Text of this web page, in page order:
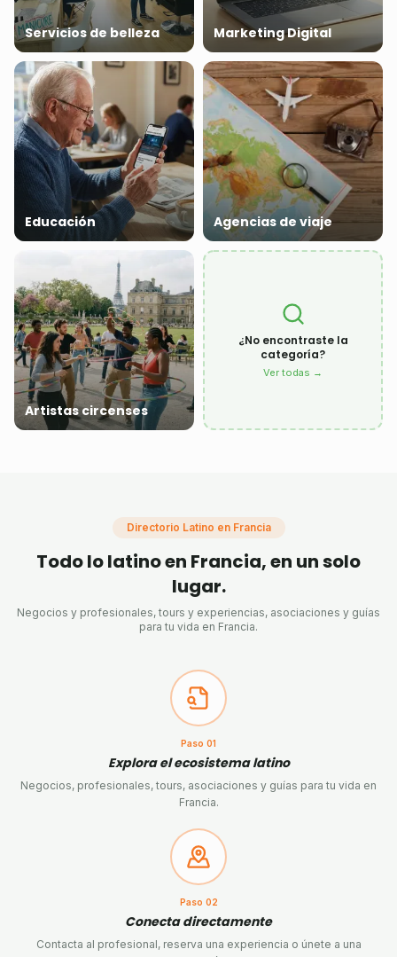
Servicios de belleza Marketing Digital
Educación Agencias de viaje
Artistas circenses
¿No encontraste la
categoría?
Ver todas →
Directorio Latino en Francia
Todo lo latino en Francia, en un solo
lugar.
Negocios y profesionales, tours y experiencias, asociaciones y guías
para tu vida en Francia.
Paso 01
Explora el ecosistema latino
Negocios, profesionales, tours, asociaciones y guías para tu vida en
Francia.
Paso 02
Conecta directamente
Contacta al profesional, reserva una experiencia o únete a una